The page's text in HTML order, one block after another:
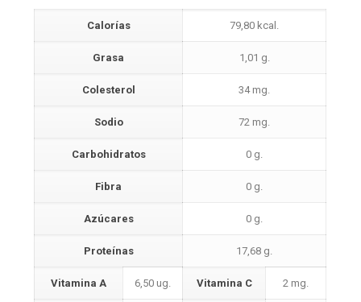
Calorías 79,80 kcal.
Grasa 1,01 g.
Colesterol 34 mg.
Sodio 72 mg.
Carbohidratos 0 g.
Fibra 0 g.
Azúcares 0 g.
Proteínas 17,68 g.
Vitamina A 6,50 ug. Vitamina C 2 mg.